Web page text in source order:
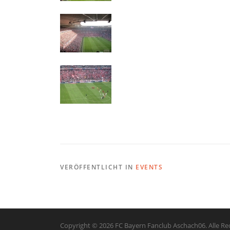
VERÖFFENTLICHT IN EVENTS
Copyright © 2026 FC Bayern Fanclub Aschach06. Alle